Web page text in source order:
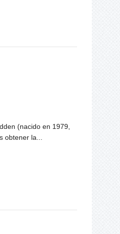
(nacido en 1979,
obtener la...